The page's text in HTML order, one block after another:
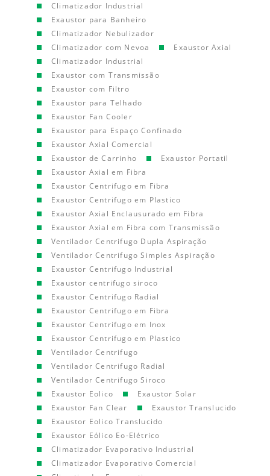
Climatizador Industrial
Exaustor para Banheiro
Climatizador Nebulizador
Climatizador com Nevoa
Exaustor Axial
Climatizador Industrial
Exaustor com Transmissão
Exaustor com Filtro
Exaustor para Telhado
Exaustor Fan Cooler
Exaustor para Espaço Confinado
Exaustor Axial Comercial
Exaustor de Carrinho
Exaustor Portatil
Exaustor Axial em Fibra
Exaustor Centrifugo em Fibra
Exaustor Centrifugo em Plastico
Exaustor Axial Enclausurado em Fibra
Exaustor Axial em Fibra com Transmissão
Ventilador Centrifugo Dupla Aspiração
Ventilador Centrifugo Simples Aspiração
Exaustor Centrifugo Industrial
Exaustor centrifugo siroco
Exaustor Centrifugo Radial
Exaustor Centrifugo em Fibra
Exaustor Centrifugo em Inox
Exaustor Centrifugo em Plastico
Ventilador Centrifugo
Ventilador Centrifugo Radial
Ventilador Centrifugo Siroco
Exaustor Eolico
Exaustor Solar
Exaustor Fan Clear
Exaustor Translucido
Exaustor Eolico Translucido
Exaustor Eólico Eo-Elétrico
Climatizador Evaporativo Industrial
Climatizador Evaporativo Comercial